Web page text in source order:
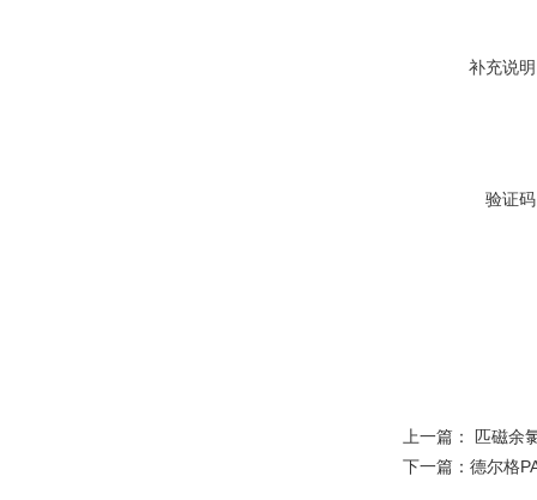
补充说
验证
上一篇：
匹磁余
下一篇： 德尔格